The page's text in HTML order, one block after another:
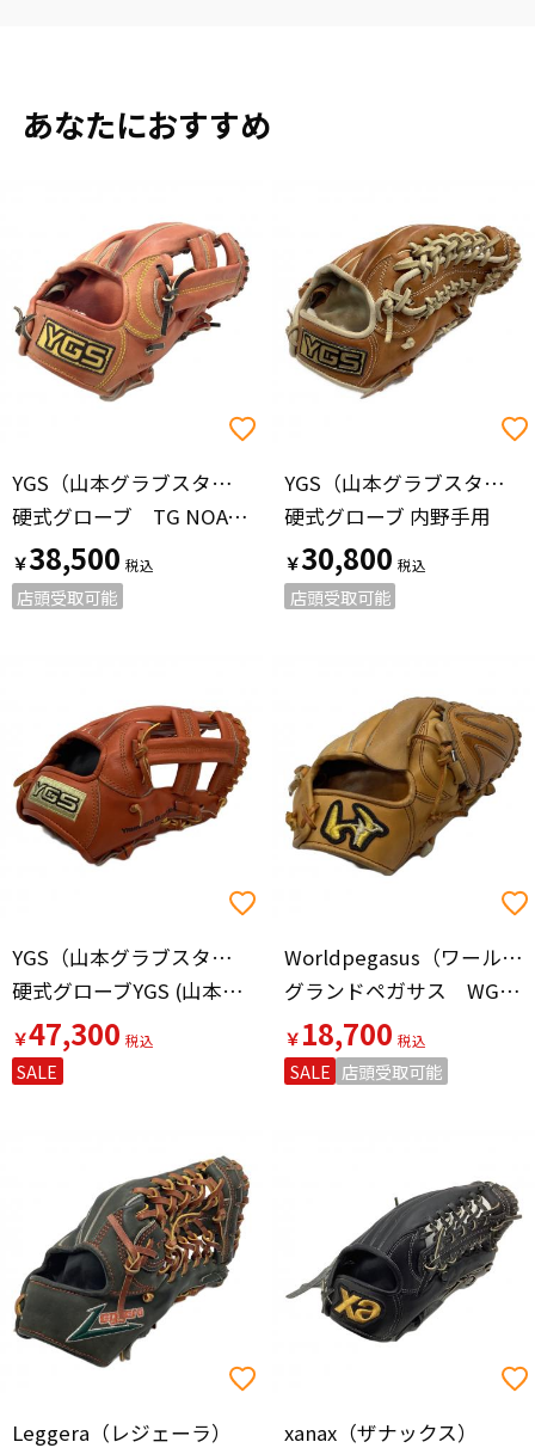
あなたにおすすめ
YGS（山本グラブスタジオ）
硬式グローブ TG NOATH EUROPEAN プロライン
￥38,500
店頭受取可能
YGS（山本グラブスタジオ）
硬式グローブ 内野手用
￥30,800
店頭受取可能
YGS（山本グラブスタジオ）
硬式グローブYGS (山本グラブスタジオ) 約28cm 埼玉武州和牛 XX 内野用
￥47,300
SALE
Worldpegasus（ワールドペガサス）
グランドペガサス WGKGP811
￥18,700
SALE 店頭受取可能
Leggera（レジェーラ）
xanax（ザナックス）